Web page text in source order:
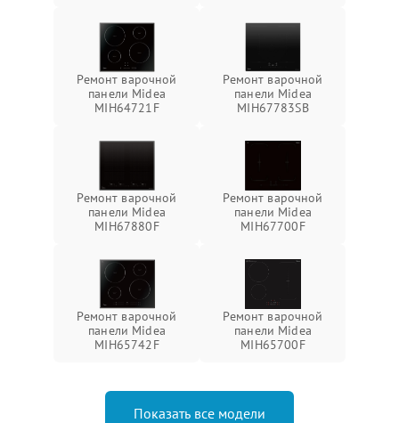
Ремонт варочной
панели Midea
MIH64721F
Ремонт варочной
панели Midea
MIH67783SB
Ремонт варочной
панели Midea
MIH67880F
Ремонт варочной
панели Midea
MIH67700F
Ремонт варочной
панели Midea
MIH65742F
Ремонт варочной
панели Midea
MIH65700F
Показать все модели